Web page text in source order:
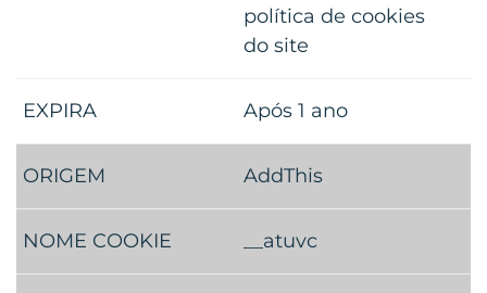
política de cookies
do site
Após 1 ano
AddThis
__atuvc